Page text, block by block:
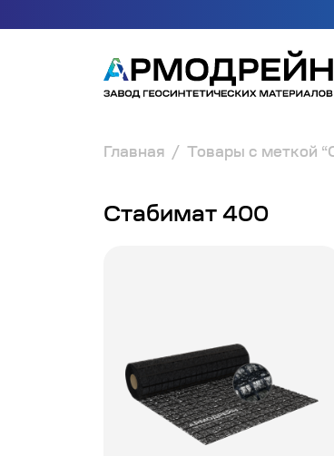
Главная Товары с меткой
Стабимат 400